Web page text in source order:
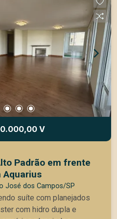
V
Padrão em frente
Aquarius
José dos Campos/SP
suíte com planejados
com hidro dupla e